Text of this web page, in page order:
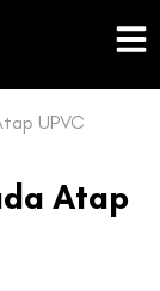
UPVC
Atap